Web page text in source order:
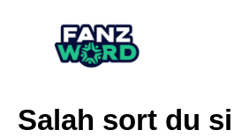
Salah sort du